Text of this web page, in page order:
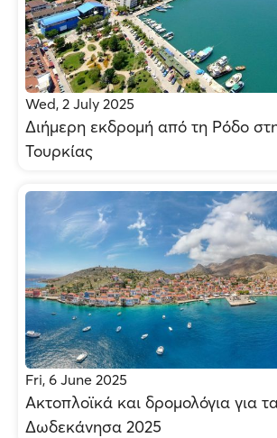
Wed, 2 July 2025
Διήμερη εκδρομή από τη Ρόδο
Τουρκίας
Fri, 6 June 2025
Ακτοπλοϊκά και δρομολόγια για
Δωδεκάνησα 2025